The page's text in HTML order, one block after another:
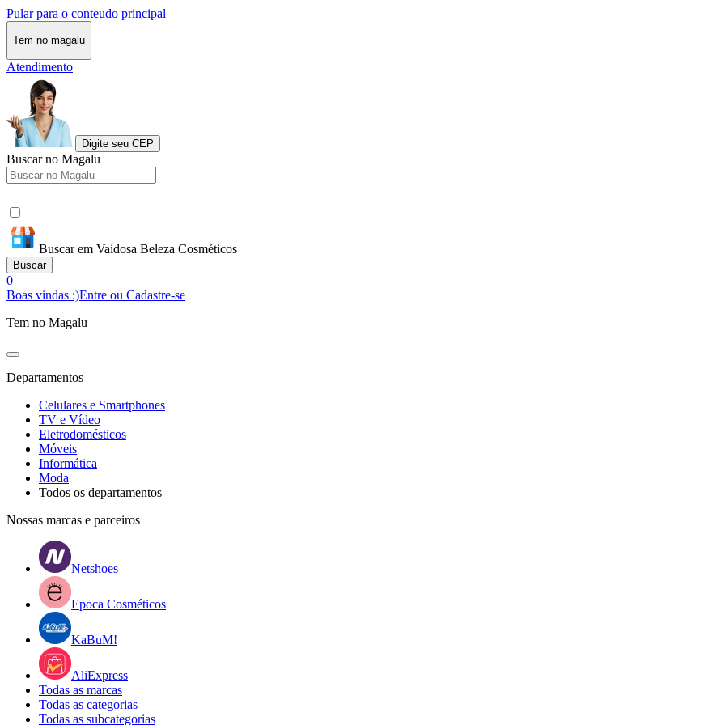
Pular para o conteudo principal
Tem no magalu
Atendimento
Digite seu CEP
Buscar no Magalu
Buscar em Vaidosa Beleza Cosméticos
Buscar
0
Boas vindas :)Entre ou Cadastre-se
Tem no Magalu
Departamentos
Celulares e Smartphones
TV e Vídeo
Eletrodomésticos
Móveis
Informática
Moda
Todos os departamentos
Nossas marcas e parceiros
Netshoes
Epoca Cosméticos
KaBuM!
AliExpress
Todas as marcas
Todas as categorias
Todas as subcategorias